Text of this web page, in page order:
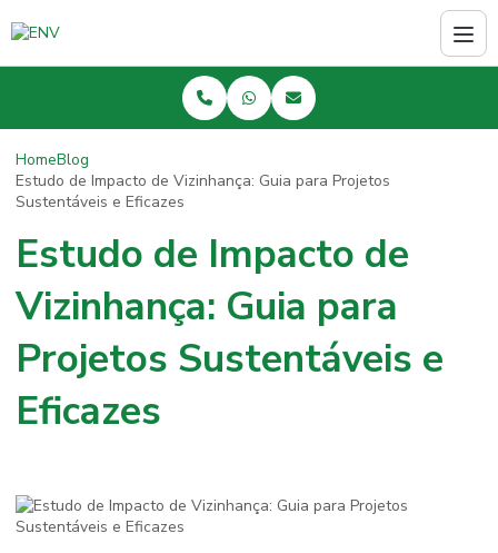
HomeBlog
Estudo de Impacto de Vizinhança: Guia para Projetos
Sustentáveis e Eficazes
Estudo de Impacto de
Vizinhança: Guia para
Projetos Sustentáveis e
Eficazes